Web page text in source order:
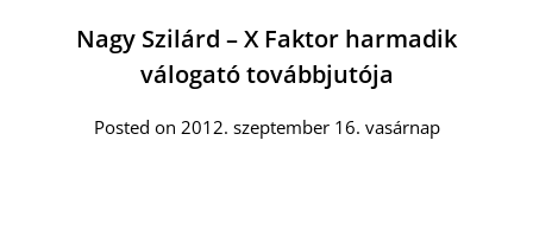
Nagy Szilárd – X Faktor harmadik
válogató továbbjutója
Posted on 2012. szeptember 16. vasárnap